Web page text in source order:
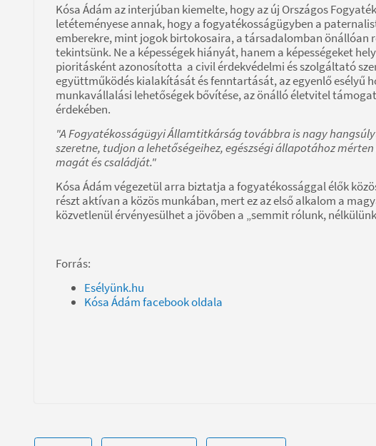
Kósa Ádám az interjúban kiemelte, hogy az új Országos
letéteményese annak, hogy a fogyatékosságügyben a
emberekre, mint jogok birtokosaira, a társadalomban önállóan
tekintsünk. Ne a képességek hiányát, hanem a képességeket
pioritásként azonosította a civil érdekvédelmi és szolgáltató
együttműködés kialakítását és fenntartását, az egyenlő esélyű
munkavállalási lehetőségek bővítése, az önálló életvitel
érdekében.
"A Fogyatékosságügyi Államtitkárság továbbra is nagy
szeretne, tudjon a lehetőségeihez, egészségi állapotához
magát és családját."
Kósa Ádám végezetül arra biztatja a fogyatékossággal élők
részt aktívan a közös munkában, mert ez az első alkalom a
közvetlenül érvényesülhet a jövőben a „semmit rólunk,
Forrás:
Esélyünk.hu
Kósa Ádám facebook oldala